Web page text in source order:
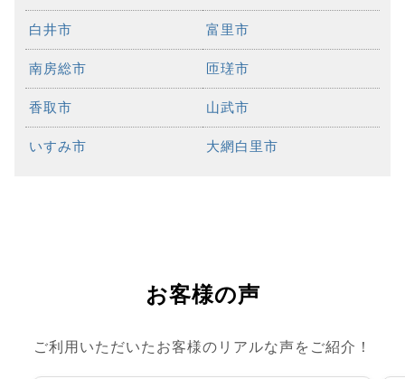
白井市 富里市
南房総市 匝瑳市
香取市 山武市
いすみ市 大網白里市
お客様の声
ご利用いただいたお客様のリアルな声をご紹介！